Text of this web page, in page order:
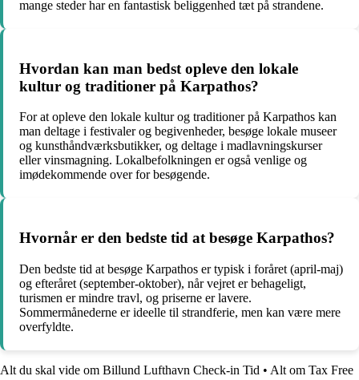
mange steder har en fantastisk beliggenhed tæt på strandene.
Hvordan kan man bedst opleve den lokale
kultur og traditioner på Karpathos?
For at opleve den lokale kultur og traditioner på Karpathos kan
man deltage i festivaler og begivenheder, besøge lokale museer
og kunsthåndværksbutikker, og deltage i madlavningskurser
eller vinsmagning. Lokalbefolkningen er også venlige og
imødekommende over for besøgende.
Hvornår er den bedste tid at besøge Karpathos?
Den bedste tid at besøge Karpathos er typisk i foråret (april-maj)
og efteråret (september-oktober), når vejret er behageligt,
turismen er mindre travl, og priserne er lavere.
Sommermånederne er ideelle til strandferie, men kan være mere
overfyldte.
Alt du skal vide om Billund Lufthavn Check-in Tid • Alt om Tax Free